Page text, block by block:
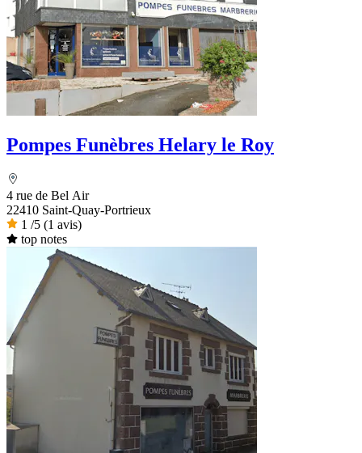
Pompes Funèbres Helary le Roy
4 rue de Bel Air
22410 Saint-Quay-Portrieux
1 /5 (1 avis)
top notes